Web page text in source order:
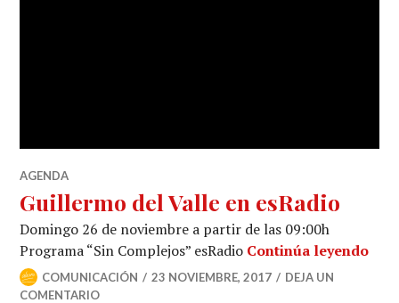
AGENDA
Guillermo del Valle en esRadio
Domingo 26 de noviembre a partir de las 09:00h
Programa “Sin Complejos” esRadio Continúa leyendo
COMUNICACIÓN 23 NOVIEMBRE, 2017
DEJA UN
COMENTARIO